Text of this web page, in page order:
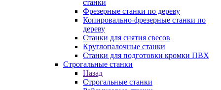
станки
Фрезерные станки по дереву
Копировально-фрезерные станки по
дереву
Станки для снятия свесов
Круглопалочные станки
Станки для подготовки кромки ПВХ
Строгальные станки
Назад
Строгальные станки